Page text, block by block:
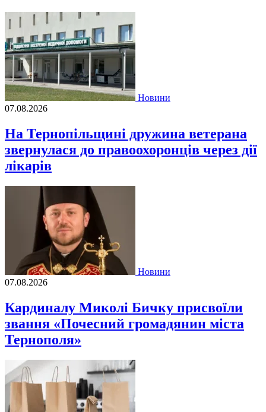
Новини
07.08.2026
На Тернопільщині дружина ветерана
звернулася до правоохоронців через дії
лікарів
Новини
07.08.2026
Кардиналу Миколі Бичку присвоїли
звання «Почесний громадянин міста
Тернополя»